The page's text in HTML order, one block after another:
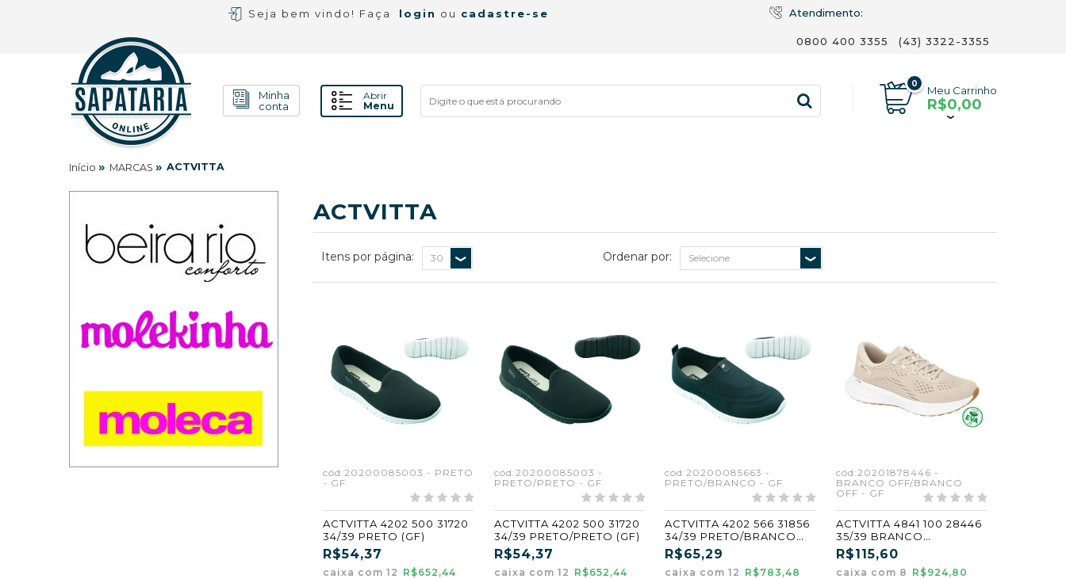
Seja bem vindo! Faça login ou cadastre-se Atendimento:
0800 400 3355 (43) 3322-3355
Minha
conta
Abrir
Menu
0
Meu Carrinho
R$0,00
Início » MARCAS » ACTVITTA
ACTVITTA
Itens por página: Ordenar por:
cód:20200085003 - PRETO
- GF
ACTVITTA 4202 500 31720
34/39 PRETO (GF)
R$54,37
caixa com 12 R$652,44
cód:20200085003 -
PRETO/PRETO - GF
ACTVITTA 4202 500 31720
34/39 PRETO/PRETO (GF)
R$54,37
caixa com 12 R$652,44
cód:20200085663 -
PRETO/BRANCO - GF
ACTVITTA 4202 566 31856
34/39 PRETO/BRANCO
(GF)
R$65,29
caixa com 12 R$783,48
cód:20201878446 -
BRANCO OFF/BRANCO
OFF - GF
ACTVITTA 4841 100 28446
35/39 BRANCO
OFF/BRANCO OFF (GF)
(CX8)
R$115,60
caixa com 8 R$924,80